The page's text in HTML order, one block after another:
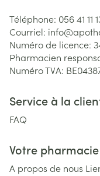
Téléphone: 056 41 11
Courriel: info@
Numéro de licence:
Pharmacien
Numéro TVA:
Service à la
FAQ
Votre pharmacie
A propos de nous